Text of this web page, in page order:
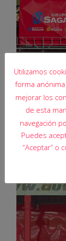
Utilizamos
forma
mejorar los
de esta
navegación
Puedes
“Aceptar” o